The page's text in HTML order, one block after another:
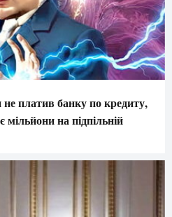
платив банку по кредиту,
на підпільній